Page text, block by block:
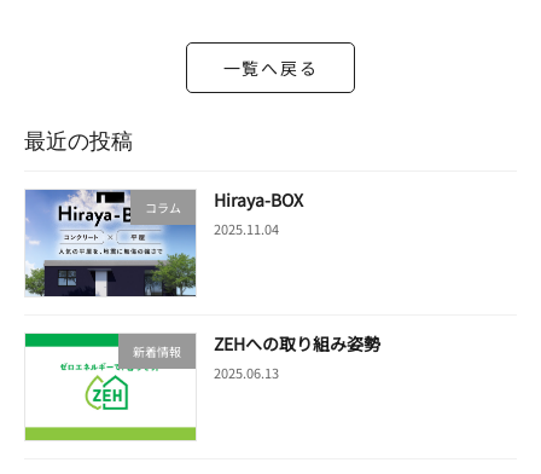
一覧へ戻る
最近の投稿
コラム Hiraya-BOX
2025.11.04
新着情報 ZEHへの取り組み姿勢
2025.06.13